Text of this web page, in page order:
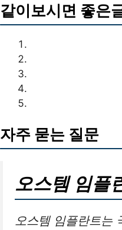
같이보시면 좋은
자주 묻는 질문
오스템 임플
오스템 임플란트는